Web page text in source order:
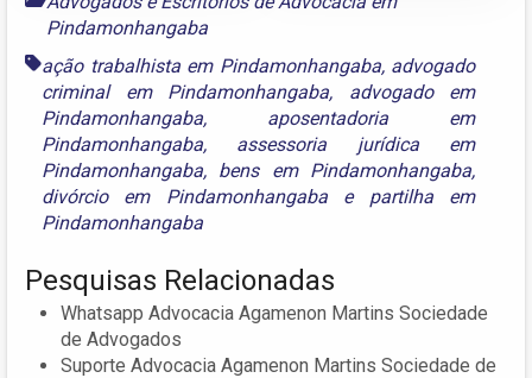
Pindamonhangaba
ação trabalhista em Pindamonhangaba, advogado
criminal em Pindamonhangaba, advogado em
Pindamonhangaba, aposentadoria em
Pindamonhangaba, assessoria jurídica em
Pindamonhangaba, bens em Pindamonhangaba,
divórcio em Pindamonhangabae partilha em
Pindamonhangaba
Pesquisas Relacionadas
Whatsapp Advocacia Agamenon Martins Sociedade
de Advogados
Suporte Advocacia Agamenon Martins Sociedade de